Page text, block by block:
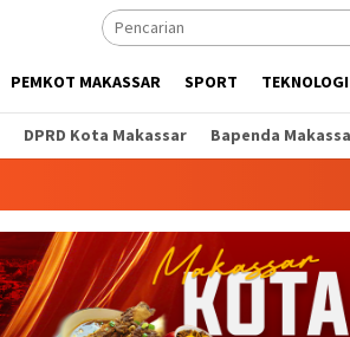
PEMKOT MAKASSAR SPORT TEKNOLOGI
DPRD Kota Makassar Bapenda